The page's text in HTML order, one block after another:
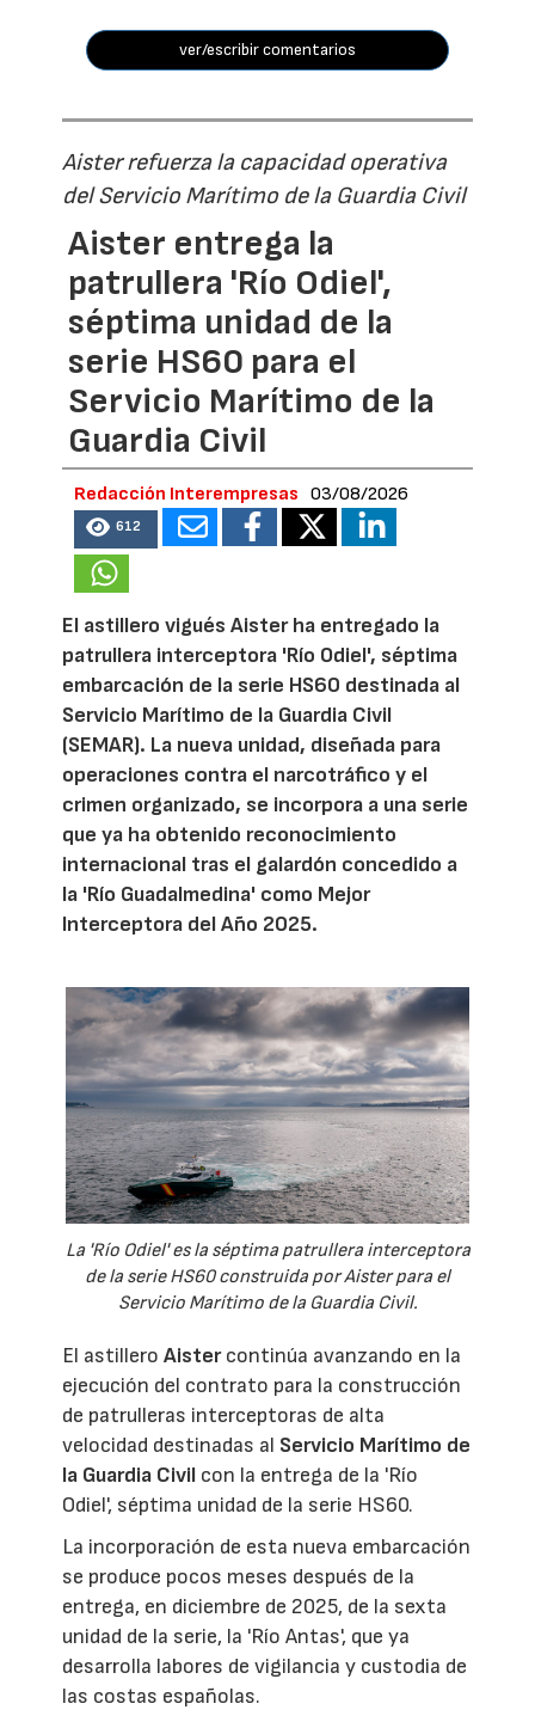
ver/escribir comentarios
Aister refuerza la capacidad operativa
del Servicio Marítimo de la Guardia Civil
Aister entrega la
patrullera 'Río Odiel',
séptima unidad de la
serie HS60 para el
Servicio Marítimo de la
Guardia Civil
Redacción Interempresas 03/08/2026
612
El astillero vigués Aister ha entregado la
patrullera interceptora 'Río Odiel', séptima
embarcación de la serie HS60 destinada al
Servicio Marítimo de la Guardia Civil
(SEMAR). La nueva unidad, diseñada para
operaciones contra el narcotráfico y el
crimen organizado, se incorpora a una serie
que ya ha obtenido reconocimiento
internacional tras el galardón concedido a
la 'Río Guadalmedina' como Mejor
Interceptora del Año 2025.
La 'Río Odiel' es la séptima patrullera interceptora
de la serie HS60 construida por Aister para el
Servicio Marítimo de la Guardia Civil.
El astilleroAistercontinúa avanzando en la
ejecución del contrato para la construcción
de patrulleras interceptoras de alta
velocidad destinadas al Servicio Marítimo de
la Guardia Civil con la entrega de la 'Río
Odiel', séptima unidad de la serie HS60.
La incorporación de esta nueva embarcación
se produce pocos meses después de la
entrega, en diciembre de 2025, de la sexta
unidad de la serie, la 'Río Antas', que ya
desarrolla labores de vigilancia y custodia de
las costas españolas.